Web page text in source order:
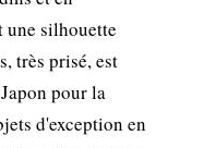
une silhouette
très prisé, est
pour la
d'exception en